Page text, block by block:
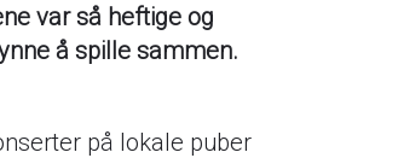
var så heftige og
å spille sammen.
på lokale puber